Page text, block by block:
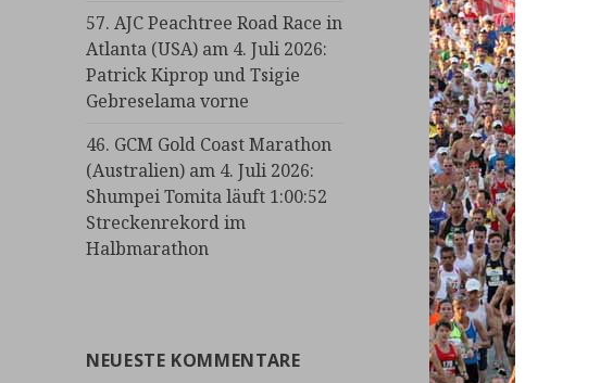
57. AJC Peachtree Road Race in
Atlanta (USA) am 4. Juli 2026:
Patrick Kiprop und Tsigie
Gebreselama vorne
46. GCM Gold Coast Marathon
(Australien) am 4. Juli 2026:
Shumpei Tomita läuft 1:00:52
Streckenrekord im
Halbmarathon
NEUESTE KOMMENTARE